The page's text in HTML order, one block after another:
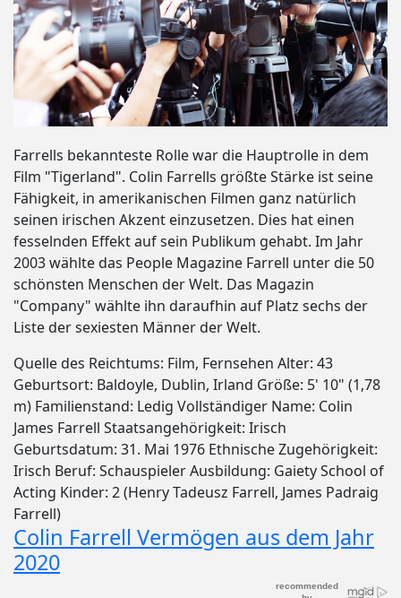
Farrells bekannteste Rolle war die Hauptrolle in dem
Film "Tigerland". Colin Farrells größte Stärke ist seine
Fähigkeit, in amerikanischen Filmen ganz natürlich
seinen irischen Akzent einzusetzen. Dies hat einen
fesselnden Effekt auf sein Publikum gehabt. Im Jahr
2003 wählte das People Magazine Farrell unter die 50
schönsten Menschen der Welt. Das Magazin
"Company" wählte ihn daraufhin auf Platz sechs der
Liste der sexiesten Männer der Welt.
Quelle des Reichtums: Film, Fernsehen Alter: 43
Geburtsort: Baldoyle, Dublin, Irland Größe: 5' 10" (1,78
m) Familienstand: Ledig Vollständiger Name: Colin
James Farrell Staatsangehörigkeit: Irisch
Geburtsdatum: 31. Mai 1976 Ethnische Zugehörigkeit:
Irisch Beruf: Schauspieler Ausbildung: Gaiety School of
Acting Kinder: 2 (Henry Tadeusz Farrell, James Padraig
Farrell)
Colin Farrell Vermögen aus dem Jahr
2020